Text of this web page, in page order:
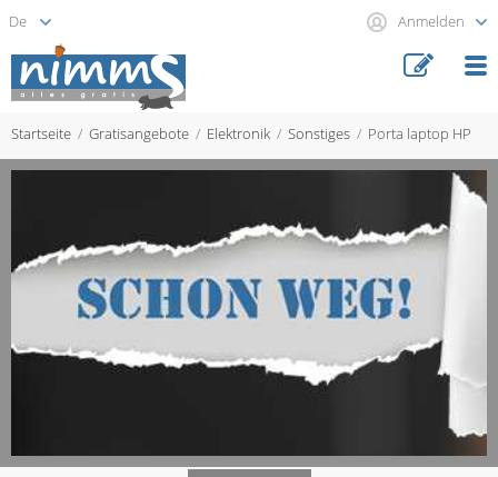
Anmelden
Startseite Gratisangebote Elektronik Sonstiges Porta laptop HP